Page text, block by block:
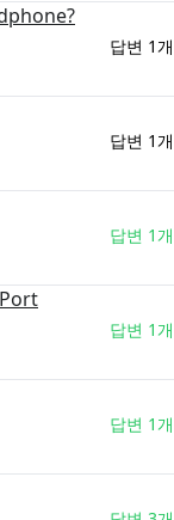
답변 1개
답변 1개
답변 1개
답변 1개
답변 1개